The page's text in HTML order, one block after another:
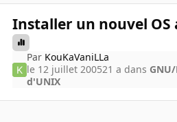
Installer un nouvel
Par KouKaVaniLLa
le 12 juillet 200521 a dans
d'UNIX